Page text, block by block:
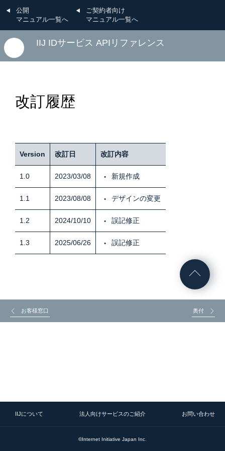
公開
マニュアル一覧へ
ご契約者向け
マニュアル一覧へ
IIJ IDサービス APIリファレンス
改訂履歴
Version 改訂日 改訂内容
1.0 2023/03/08 新規作成
1.1 2023/08/08 デザインの変更
1.2 2024/10/10 誤記修正
1.3 2025/06/26 誤記修正
お客様窓口 奥付
IIJについて 法人向けサービスのご紹介 お問い合わせ
©Internet Initiative Japan Inc.